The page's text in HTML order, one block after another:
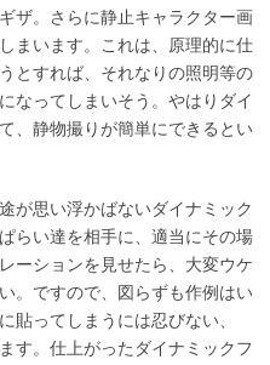
ザ。さらに静止キャラクター画
まいます。これは、原理的に仕
とすれば、それなりの照明等の
なってしまいそう。やはりダイ
、静物撮りが簡単にできるとい
が思い浮かばないダイナミック
らい達を相手に、適当にその場
ーションを見せたら、大変ウケ
。ですので、図らずも作例はい
貼ってしまうには忍びない、
す。仕上がったダイナミックフ